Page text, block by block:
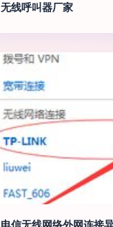
无线呼叫器厂家